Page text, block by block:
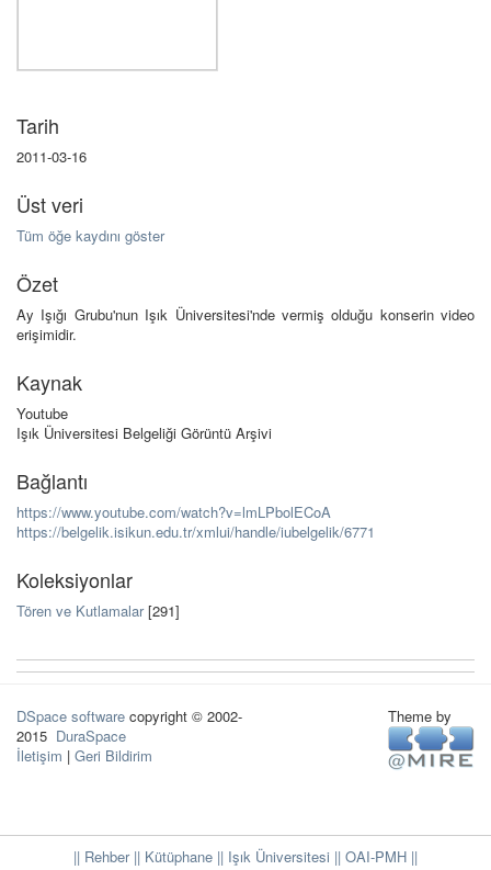
Tarih
2011-03-16
Üst veri
Tüm öğe kaydını göster
Özet
Ay Işığı Grubu'nun Işık Üniversitesi'nde vermiş olduğu konserin video
erişimidir.
Kaynak
Youtube
Işık Üniversitesi Belgeliği Görüntü Arşivi
Bağlantı
https://www.youtube.com/watch?v=lmLPbolECoA
https://belgelik.isikun.edu.tr/xmlui/handle/iubelgelik/6771
Koleksiyonlar
Tören ve Kutlamalar[291]
DSpace software copyright © 2002-
2015 DuraSpace
İletişim | Geri Bildirim
Theme by
|| Rehber|| Kütüphane || Işık Üniversitesi || OAI-PMH ||